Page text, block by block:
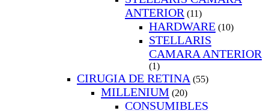
ANTERIOR (11)
HARDWARE (10)
STELLARIS
CAMARA ANTERIOR
(1)
CIRUGIA DE RETINA (55)
MILLENIUM (20)
CONSUMIBLES